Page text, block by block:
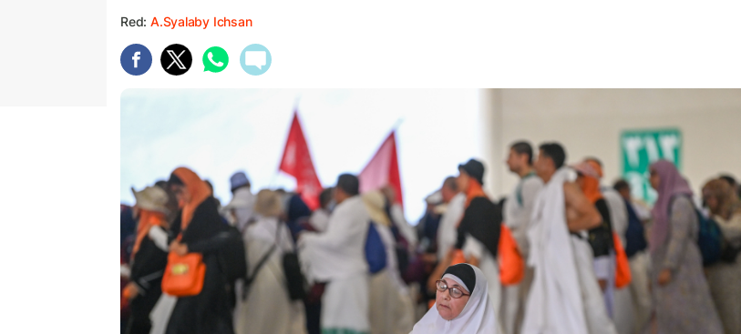
Red: A.Syalaby Ichsan